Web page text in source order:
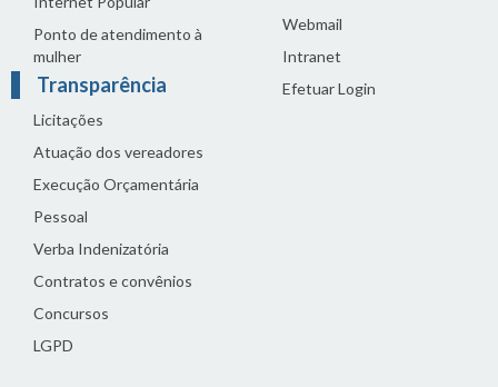
Ponto de atendimento à
mulher
Transparência
Licitações
Atuação dos vereadores
Execução Orçamentária
Pessoal
Verba Indenizatória
Contratos e convênios
Concursos
LGPD
Webmail
Intranet
Efetuar Login